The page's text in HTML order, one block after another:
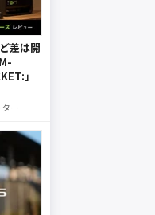
差は開
」
ー